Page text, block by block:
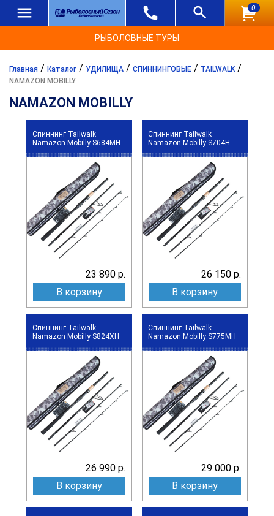
0
РЫБОЛОВНЫЕ ТУРЫ
Главная / Каталог / УДИЛИЩА / СПИННИНГОВЫЕ / TAILWALK/
NAMAZON MOBILLY
NAMAZON MOBILLY
Спиннинг Tailwalk
Namazon Mobilly S684MH
23 890 р.
В корзину
Спиннинг Tailwalk
Namazon Mobilly S704H
26 150 р.
В корзину
Спиннинг Tailwalk
Namazon Mobilly S824XH
26 990 р.
В корзину
Спиннинг Tailwalk
Namazon Mobilly S775MH
29 000 р.
В корзину